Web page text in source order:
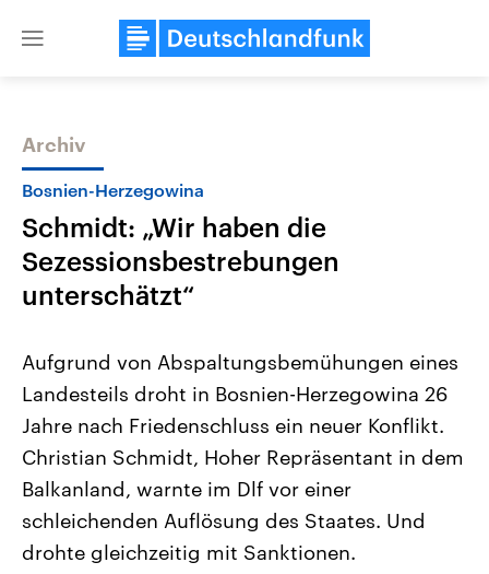
Close
Themen
2026
Alle Informationen
Sachsen-Anhalt wählt am 6.
September 2026 einen neuen
Landtag. Seit 2021 wird das
Bundesland von einer Koalition aus
CDU, SPD und FDP regiert.-
Umfragen, Prognosen,
und Hintergründe zu den Parteien
Aktuelle Beiträge,
Hintergründe
Wirtschaftlich und
gehören die Vereinigten
den mächtigsten Ländern
mit großem Einfluss auf
Sendungen Programm Podcasts
Archiv
Bosnien-Herzegowina
Schmidt: „Wir haben die
Sezessionsbestrebungen
unterschätzt“
Aufgrund von Abspaltungsbemühungen eines
Landesteils droht in Bosnien-Herzegowina 26
Jahre nach Friedenschluss ein neuer Konflikt.
Christian Schmidt, Hoher Repräsentant in dem
Balkanland, warnte im Dlf vor einer
schleichenden Auflösung des Staates. Und
drohte gleichzeitig mit Sanktionen.